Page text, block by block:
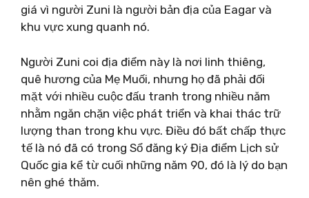
giá vì người Zuni là người bản địa của Eagar và
khu vực xung quanh nó.
Người Zuni coi địa điểm này là nơi linh thiêng,
quê hương của Mẹ Muối, nhưng họ đã phải đối
mặt với nhiều cuộc đấu tranh trong nhiều năm
nhằm ngăn chặn việc phát triển và khai thác trữ
lượng than trong khu vực. Điều đó bất chấp thực
tế là nó đã có trong Sổ đăng ký Địa điểm Lịch sử
Quốc gia kể từ cuối những năm 90, đó là lý do bạn
nên ghé thăm.